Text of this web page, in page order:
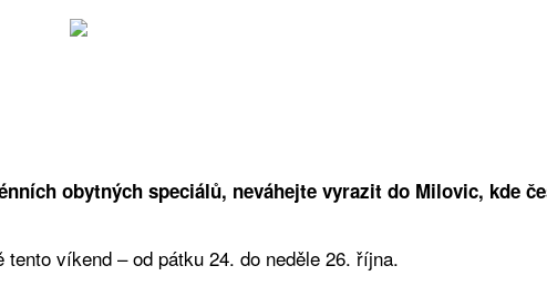
obytných speciálů, neváhejte vyrazit do Milovic, kde
víkend – od pátku 24. do neděle 26. října.